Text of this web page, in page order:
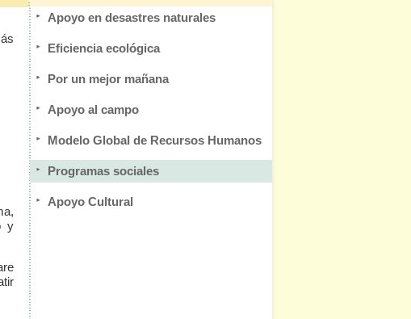
y
Apoyo en desastres naturales
Eficiencia ecológica
Por un mejor mañana
Apoyo al campo
Modelo Global de Recursos Humanos
Programas sociales
Apoyo Cultural